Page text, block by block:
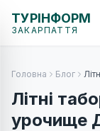
ТУРІНФОРМ
ЗАКАРПАТТЯ
Головна Блог
Літні
урочище